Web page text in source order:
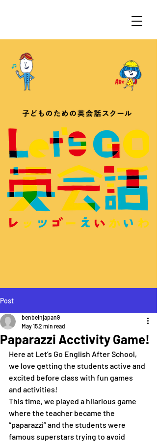
Post
Paparazzi Acctivity Game!
benbeinjapan9
May 152 min read
Here at Let’s Go English After School,
we love getting the students active and
excited before class with fun games
and activities!
This time, we played a hilarious game
where the teacher became the
“paparazzi” and the students were
famous superstars trying to avoid